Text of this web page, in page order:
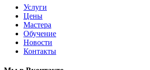
Услуги
Цены
Мастера
Обучение
Новости
Контакты